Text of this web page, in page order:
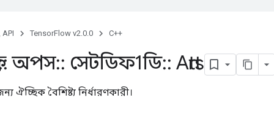
API TensorFlow v2.0.0 C++
অপস:: সেটডিফ1ডি:: Attrs
ঐচ্ছিক বৈশিষ্ট্য নির্ধারণকারী।